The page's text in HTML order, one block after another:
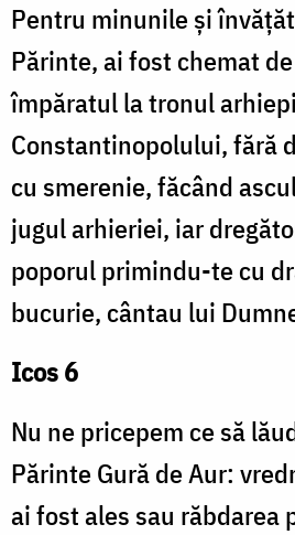
Pentru minunile și
Părinte, ai fost chemat
împăratul la tronul
Constanti­nopolului, fără
cu smerenie, făcând
jugul arhieriei, iar
poporul primindu-te cu
bucurie, cântau lui
Icos 6
Nu ne pricepem ce să
Părinte Gură de Aur:
ai fost ales sau răbdarea